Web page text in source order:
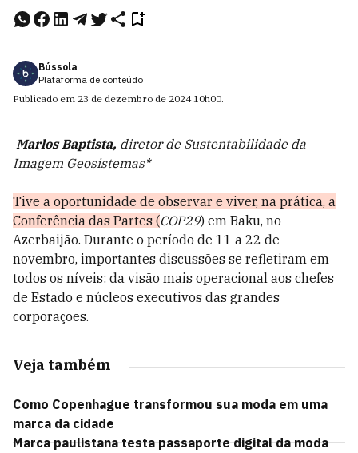
Bússola
Plataforma de conteúdo
Publicado em 23 de dezembro de 2024 10h00.
Marlos Baptista, diretor de Sustentabilidade da
Imagem Geosistemas*
Tive a oportunidade de observar e viver, na prática, a
Conferência das Partes (COP29) em Baku, no
Azerbaijão. Durante o período de 11 a 22 de
novembro, importantes discussões se refletiram em
todos os níveis: da visão mais operacional aos chefes
de Estado e núcleos executivos das grandes
corporações.
Veja também
Como Copenhague transformou sua moda em uma
marca da cidade
Marca paulistana testa passaporte digital da moda